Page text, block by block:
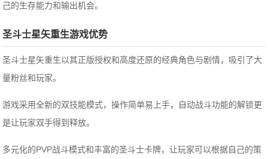
己的生存能力和输出机会。
圣斗士星矢重生游戏优势
圣斗士星矢重生以其正版授权和高度还原的经典角色与剧情，吸引了大
量粉丝和玩家。
游戏采用全新的双技能模式，操作简单易上手，自动战斗功能的解锁更
是让玩家双手得到释放。
多元化的PVP战斗模式和丰富的圣斗士卡牌，让玩家可以根据自己的策